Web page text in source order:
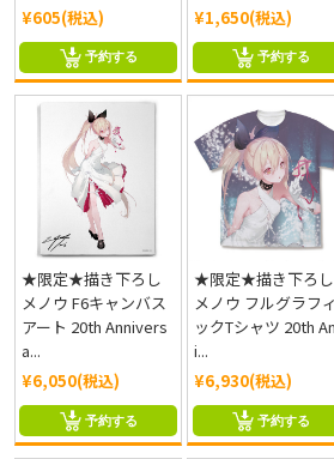
¥605(税込)
予約する
¥1,650(税込)
予約する
★限定★描き下ろし
メノウ F6キャンバス
アート 20th Annivers
a...
¥6,050(税込)
予約する
★限定★描き下ろし
メノウ フルグラフィ
ックTシャツ 20th
i...
¥6,930(税込)
予約する